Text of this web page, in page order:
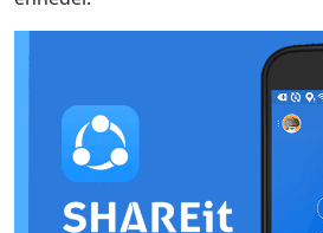
Gaeilge